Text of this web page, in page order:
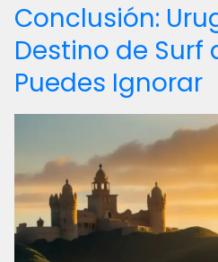
Conclusión:
Destino de Surf
Puedes Ignorar